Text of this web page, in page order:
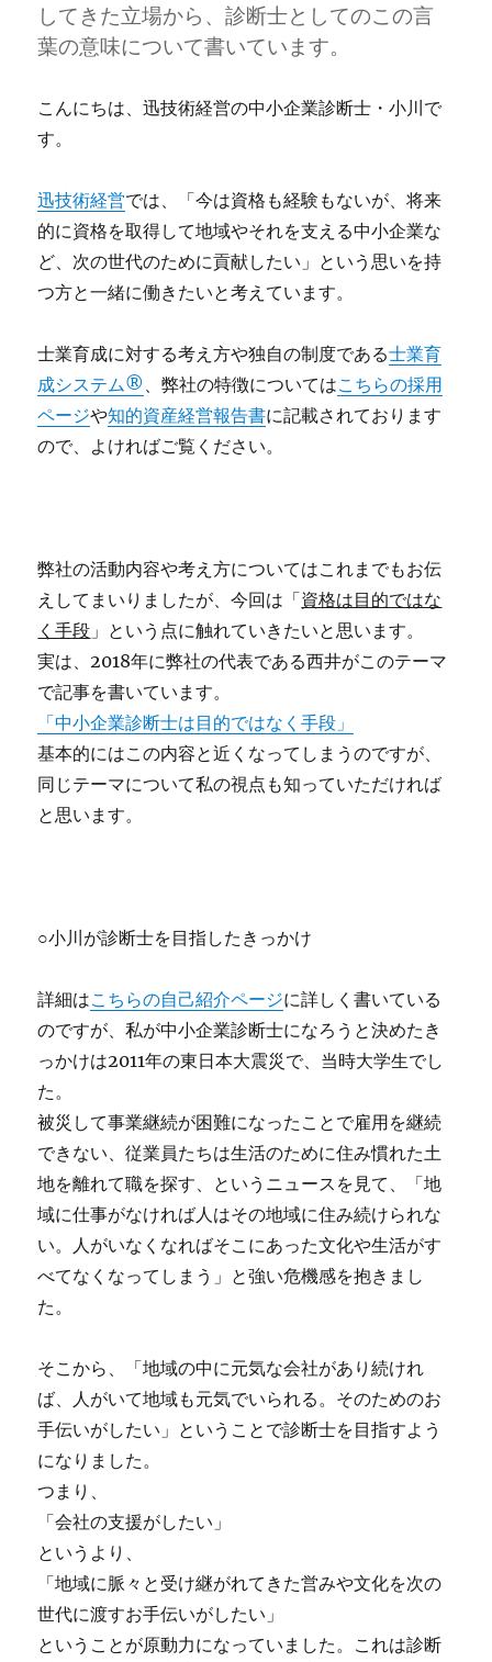
してきた立場から、診断士としてのこの言
葉の意味について書いています。
こんにちは、迅技術経営の中小企業診断士・小川で
す。
迅技術経営では、「今は資格も経験もないが、将来
的に資格を取得して地域やそれを支える中小企業な
ど、次の世代のために貢献したい」という思いを持
つ方と一緒に働きたいと考えています。
士業育成に対する考え方や独自の制度である士業育
成システム®
、弊社の特徴についてはこちらの採用
ページや知的資産経営報告書に記載されております
ので、よければご覧ください。
弊社の活動内容や考え方についてはこれまでもお伝
えしてまいりましたが、今回は「資格は目的ではな
く手段 」という点に触れていきたいと思います。
実は、2018年に弊社の代表である西井がこのテーマ
で記事を書いています。
「中小企業診断士は目的ではなく手段」
基本的にはこの内容と近くなってしまうのですが、
同じテーマについて私の視点も知っていただければ
と思います。
○小川が診断士を目指したきっかけ
詳細はこちらの自己紹介ページに詳しく書いている
のですが、私が中小企業診断士になろうと決めたき
っかけは2011年の東日本大震災で、当時大学生でし
た。
被災して事業継続が困難になったことで雇用を継続
できない、従業員たちは生活のために住み慣れた土
地を離れて職を探す、というニュースを見て、「地
域に仕事がなければ人はその地域に住み続けられな
い。人がいなくなればそこにあった文化や生活がす
べてなくなってしまう」と強い危機感を抱きまし
た。
そこから、「地域の中に元気な会社があり続けれ
ば、人がいて地域も元気でいられる。そのためのお
手伝いがしたい」ということで診断士を目指すよう
になりました。
つまり、
「会社の支援がしたい」
というより、
「地域に脈々と受け継がれてきた営みや文化を次の
世代に渡すお手伝いがしたい」
ということが原動力になっていました。これは診断